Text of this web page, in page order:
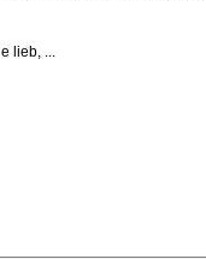
lieb, ...